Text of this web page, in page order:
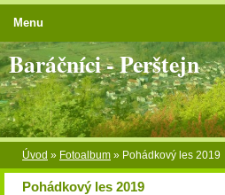
Baráčníci - Perštejn
Úvod » Fotoalbum » Pohádkový les 2019
Pohádkový les 2019
Menu